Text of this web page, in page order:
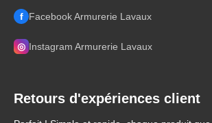
f Facebook Armurerie Lavaux
◎ Instagram Armurerie Lavaux
Retours d'expériences client